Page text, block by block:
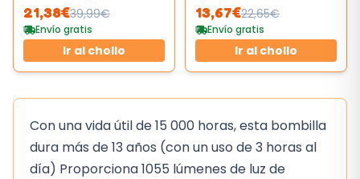
mando WiFi y luz RGB,
compatible
Alexa/Google
21,38€39,99€
Envío gratis
Ir al chollo
pared de exterior
13,67€22,65€
Envío gratis
Ir al chollo
Con una vida útil de 15 000 horas, esta bombilla
dura más de 13 años (con un uso de 3 horas al
día) Proporciona 1055 lúmenes de luz de